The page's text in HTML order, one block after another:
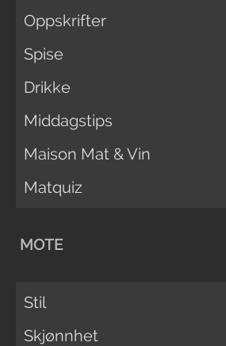
Oppskrifter
Spise
Drikke
Middagstips
Maison Mat & Vin
Matquiz
MOTE
Stil
Skjønnhet